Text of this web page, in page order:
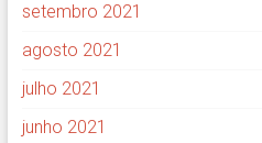
setembro 2021
agosto 2021
julho 2021
junho 2021